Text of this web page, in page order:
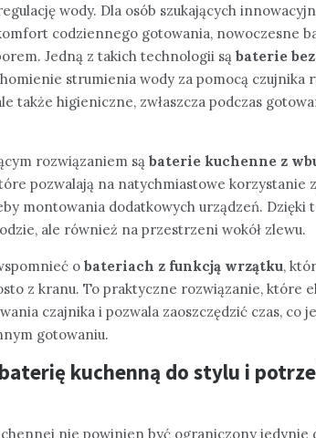
wody. Dla osób szukających
codziennego gotowania, nowoczesne
Jedną z takich technologii są baterie
strumienia wody za pomocą czujnika
także higieniczne, zwłaszcza podczas
rozwiązaniem są baterie kuchenne z
pozwalają na natychmiastowe korzystanie
montowania dodatkowych urządzeń. Dzięki
ale również na przestrzeni wokół zlewu.
o bateriach z funkcją wrzątku,
z kranu. To praktyczne rozwiązanie, które
czajnika i pozwala zaoszczędzić czas, co
gotowaniu.
kuchenną do stylu i
nie powinien być ograniczony jedynie